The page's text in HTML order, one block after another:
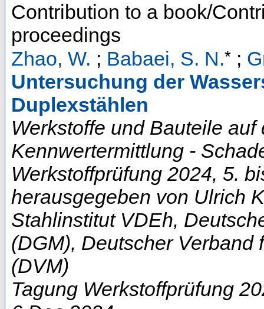
Contribution to a book/
proceedings
Zhao, W. ; Babaei, S. N.* ;
Untersuchung der
Duplexstählen
Werkstoffe und Bauteile
Kennwertermittlung -
Werkstoffprüfung 2024, 5.
herausgegeben von Ulrich
Stahlinstitut VDEh,
(DGM), Deutscher Verband
(DVM)
Tagung Werkstoffprüfung